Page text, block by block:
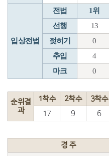
입상전법
전법 1위
선행
13
젖히기
0
추입
4
마크
0
순위결
과
1착수 2착수 3착수
17
9 6
경 주